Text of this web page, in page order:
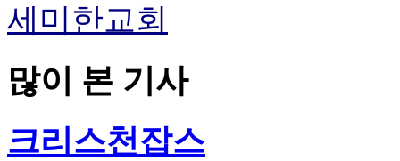
세미한교회
많이 본 기사
크리스천잡스